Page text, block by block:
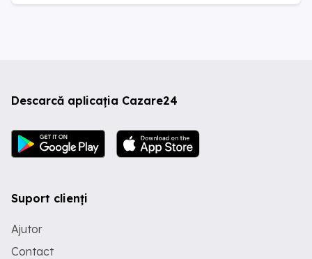
Descarcă aplicația Cazare24
Suport clienți
Ajutor
Contact